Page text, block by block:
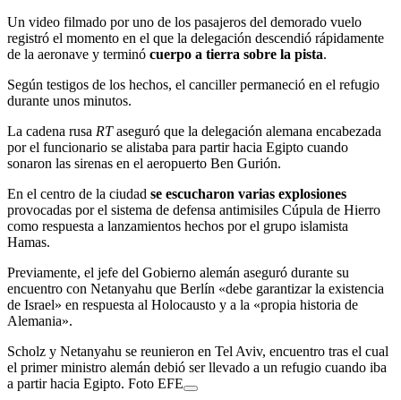
Un video filmado por uno de los pasajeros del demorado vuelo
registró el momento en el que la delegación descendió rápidamente
de la aeronave y terminó cuerpo a tierra sobre la pista.
Según testigos de los hechos, el canciller permaneció en el refugio
durante unos minutos.
La cadena rusa RTaseguró que la delegación alemana encabezada
por el funcionario se alistaba para partir hacia Egipto cuando
sonaron las sirenas en el aeropuerto Ben Gurión.
En el centro de la ciudad se escucharon varias explosiones
provocadas por el sistema de defensa antimisiles Cúpula de Hierro
como respuesta a lanzamientos hechos por el grupo islamista
Hamas.
Previamente, el jefe del Gobierno alemán aseguró durante su
encuentro con Netanyahu que Berlín «debe garantizar la existencia
de Israel» en respuesta al Holocausto y a la «propia historia de
Alemania».
Scholz y Netanyahu se reunieron en Tel Aviv, encuentro tras el cual
el primer ministro alemán debió ser llevado a un refugio cuando iba
a partir hacia Egipto. Foto EFE